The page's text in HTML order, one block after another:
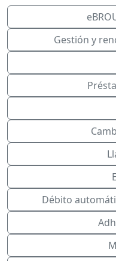
Gestión y
Débito